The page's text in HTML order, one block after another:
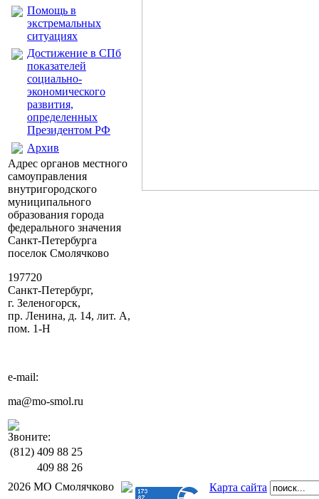
Помощь в
экстремальных
ситуациях
Достижение в СПб
показателей
социально-
экономического
развития,
определенных
Президентом РФ
Архив
Адрес органов местного
самоуправления
внутригородского
муниципального
образования города
федерального значения
Санкт-Петербурга
поселок Смолячково
197720
Санкт-Петербург,
г. Зеленогорск,
пр. Ленина, д. 14, лит. А,
пом. 1-Н
e-mail:
ma@mo-smol.ru
Звоните:
(812) 409 88 25
409 88 26
2026 МО Смолячково
Карта сайта